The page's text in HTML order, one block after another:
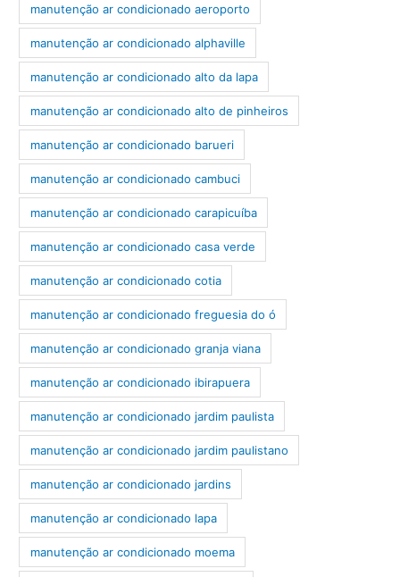
manutenção ar condicionado aeroporto
manutenção ar condicionado alphaville
manutenção ar condicionado alto da lapa
manutenção ar condicionado alto de pinheiros
manutenção ar condicionado barueri
manutenção ar condicionado cambuci
manutenção ar condicionado carapicuíba
manutenção ar condicionado casa verde
manutenção ar condicionado cotia
manutenção ar condicionado freguesia do ó
manutenção ar condicionado granja viana
manutenção ar condicionado ibirapuera
manutenção ar condicionado jardim paulista
manutenção ar condicionado jardim paulistano
manutenção ar condicionado jardins
manutenção ar condicionado lapa
manutenção ar condicionado moema